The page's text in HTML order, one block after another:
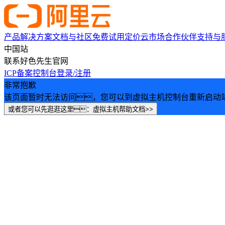
产品解决方案文档与社区免费试用 定价云市场合作伙伴支持与
中国站
联系好色先生官网
ICP备案控制台登录/注册
非常抱歉
该页面暂时无法访问，您可以到虚拟主机控制台重新启动
或者您可以先逛逛这里：虚拟主机帮助文档>>